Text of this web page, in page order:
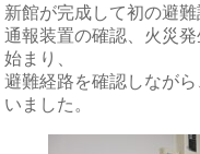
新館が完成して初の避難
通報装置の確認、火災
始まり、
避難経路を確認しなが
いました。